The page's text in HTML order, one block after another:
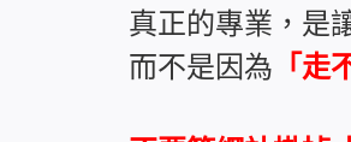
真正的專業，是
而不是因為 「走